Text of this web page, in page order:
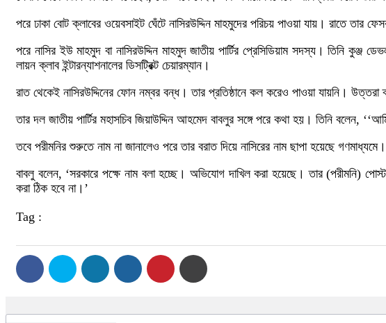
পরে ঢাকা বোট ক্লাবের ওয়েবসাইট ঘেঁটে নাসিরউদ্দিন মাহমুদের পরিচয় পাওয়া যায়। রাতে
পরে নাসির ইউ মাহমুদ বা নাসিরউদ্দিন মাহমুদ জাতীয় পার্টির প্রেসিডিয়াম সদস্য। তিনি কুঞ্জ
লায়ন ক্লাব ইন্টারন্যাশনালের ডিসট্রিক্ট চেয়ারম্যান।
রাত থেকেই নাসিরউদ্দিনের ফোন নম্বর বন্ধ। তার প্রতিষ্ঠানে কল করেও পাওয়া যায়নি।
তার দল জাতীয় পার্টির মহাসচিব জিয়াউদ্দিন আহমেদ বাবলুর সঙ্গে পরে কথা হয়। তিনি বলেন,
তবে পরীমনির শুরুতে নাম না জানালেও পরে তার বরাত দিয়ে নাসিরের নাম ছাপা হয়েছে
বাবলু বলেন, ‘সরকারে পক্ষে নাম বলা হচ্ছে। অভিযোগ দাখিল করা হয়েছে। তার (পরীমনি)
করা ঠিক হবে না।’
Tag :